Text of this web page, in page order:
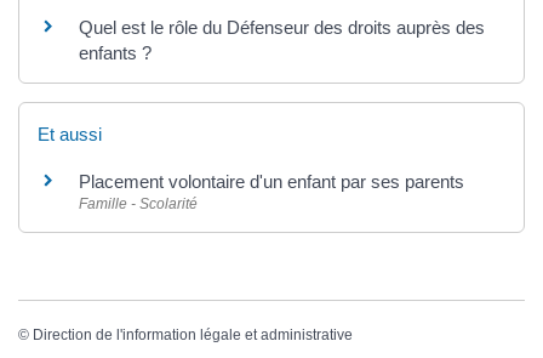
Quel est le rôle du Défenseur des droits auprès des
enfants ?
Et aussi
Placement volontaire d'un enfant par ses parents
Famille - Scolarité
© Direction de l'information légale et administrative